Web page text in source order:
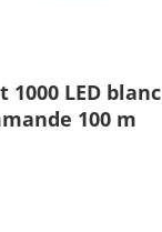
LED blanc
100 m